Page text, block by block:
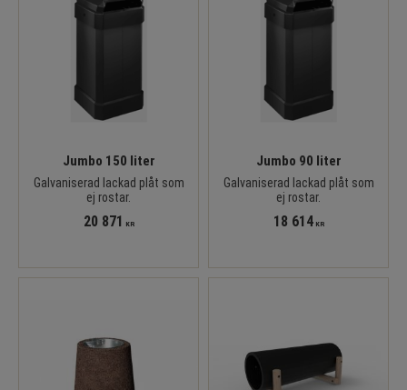
Jumbo 150 liter
Galvaniserad lackad plåt som
ej rostar.
20 871 KR
Jumbo 90 liter
Galvaniserad lackad plåt som
ej rostar.
18 614KR